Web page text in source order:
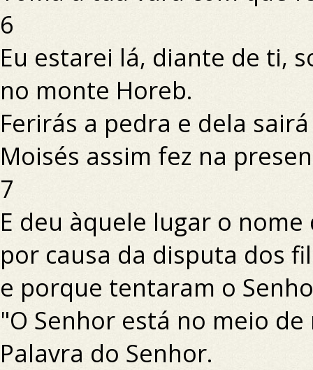
6
Eu estarei lá, diante de ti,
no monte Horeb.
Ferirás a pedra e dela
Moisés assim fez na
7
E deu àquele lugar o
por causa da disputa dos
e porque tentaram o
"O Senhor está no meio de
Palavra do Senhor.